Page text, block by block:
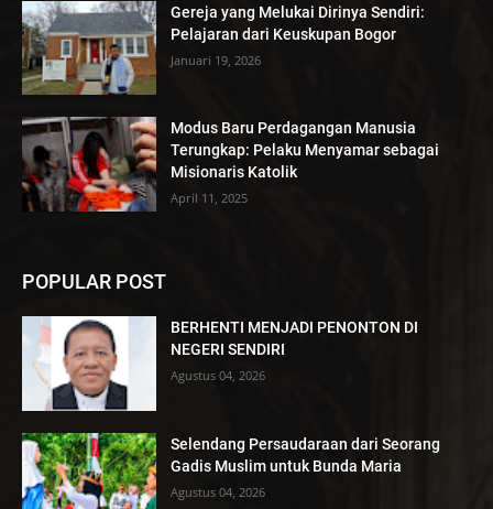
Gereja yang Melukai Dirinya Sendiri:
Pelajaran dari Keuskupan Bogor
Januari 19, 2026
Modus Baru Perdagangan Manusia
Terungkap: Pelaku Menyamar sebagai
Misionaris Katolik
April 11, 2025
POPULAR POST
BERHENTI MENJADI PENONTON DI
NEGERI SENDIRI
Agustus 04, 2026
Selendang Persaudaraan dari Seorang
Gadis Muslim untuk Bunda Maria
Agustus 04, 2026